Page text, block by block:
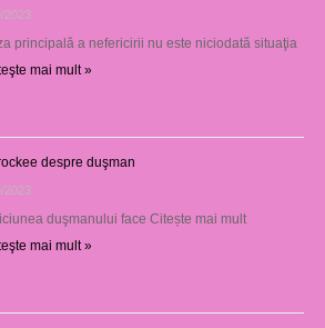
2023
principală a nefericirii nu este niciodată situaţia
mai mult »
despre duşman
2023
duşmanului face Citește mai mult
mai mult »